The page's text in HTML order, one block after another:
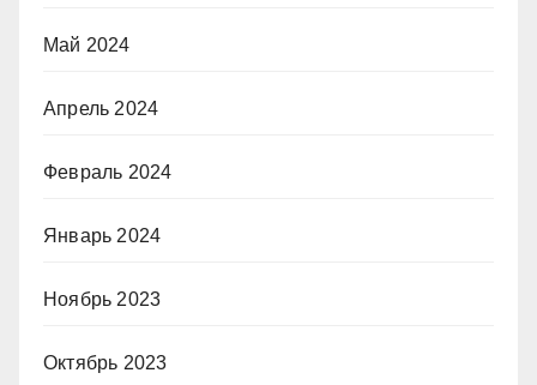
Май 2024
Апрель 2024
Февраль 2024
Январь 2024
Ноябрь 2023
Октябрь 2023